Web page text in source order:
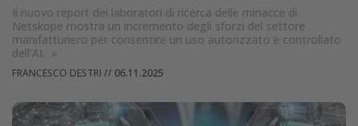
Il nuovo report dei laboratori di ricerca delle minacce di
Netskope mostra un incremento degli sforzi del settore
manifatturiero per consentire un uso autorizzato e controllato
dell’AI. »
FRANCESCO DESTRI // 06.11.2025